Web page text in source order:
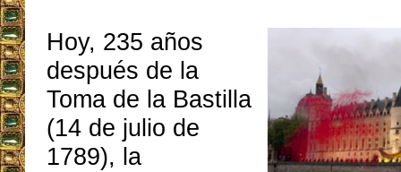
Hoy, 235 años
después de la
Toma de la Bastilla
(14 de julio de
1789), la